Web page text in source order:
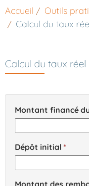
Accueil Outils
Calcul du taux
Calcul du taux
Montant financé
Dépôt initial
Montant des